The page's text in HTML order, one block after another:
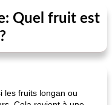
Quel fruit est
les fruits longan ou